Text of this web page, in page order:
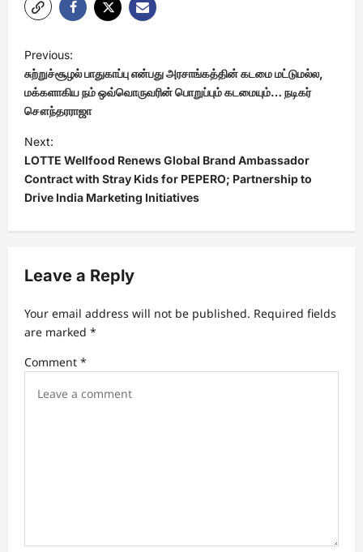
o
s
t
n
a
v
a
i
n
Previous:
சுற்றுச்சூழல் பாதுகாப்பு என்பது அரசாங்கத்தின் கடமை மட்டுமல்ல,
மக்களாகிய நம் ஒவ்வொருவரின் பொறுப்பும் கடமையும்… நடிகர்
சௌந்தரராஜா
Next:
LOTTE Wellfood Renews Global Brand Ambassador
Contract with Stray Kids for PEPERO; Partnership to
Drive India Marketing Initiatives
Leave a Reply
Your email address will not be published. Required fields
are marked *
Comment *